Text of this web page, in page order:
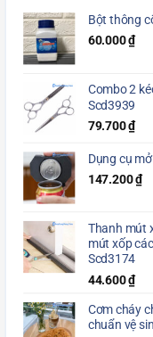
Bột thông
60.000₫
Combo 2
Scd3939
79.700₫
Dụng cụ
147.200₫
Thanh mút
mút xốp
Scd3174
44.600₫
Cơm cháy
chuẩn vệ